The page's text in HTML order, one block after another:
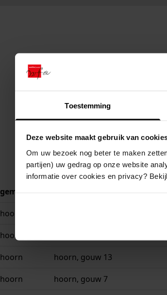
Toestemming
Deze website maakt gebruik van
Om uw bezoek nog beter te maken
partijen) uw gedrag op onze website
informatie over cookies en privacy?
gemeente
hoorn
hoorn
hoorn hoorn, gouw 13
hoorn hoorn, gouw 7